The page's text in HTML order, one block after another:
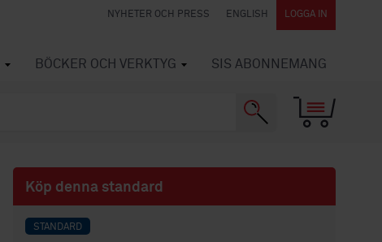
NYHETER OCH PRESS ENGLISH LOGGA IN
BÖCKER OCH VERKTYG SIS ABONNEMANG
Köp denna standard
STANDARD